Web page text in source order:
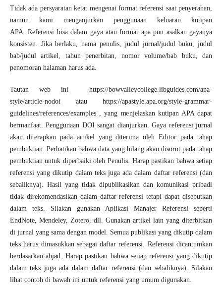
Tidak ada persyaratan ketat mengenai format referensi saat penyerahan,
namun kami menganjurkan penggunaan keluaran kutipan
APA. Referensi bisa dalam gaya atau format apa pun asalkan gayanya
konsisten. Jika berlaku, nama penulis, judul jurnal/judul buku, judul
bab/judul artikel, tahun penerbitan, nomor volume/bab buku, dan
penomoran halaman harus ada.
Tautan web inihttps://bowvalleycollege.libguides.com/apa-
style/article-nodoi atauhttps://apastyle.apa.org/style-grammar-
guidelines/references/examples, yang menjelaskan kutipan APA dapat
bermanfaat. Penggunaan DOI sangat dianjurkan. Gaya referensi jurnal
akan diterapkan pada artikel yang diterima oleh Editor pada tahap
pembuktian. Perhatikan bahwa data yang hilang akan disorot pada tahap
pembuktian untuk diperbaiki oleh Penulis. Harap pastikan bahwa setiap
referensi yang dikutip dalam teks juga ada dalam daftar referensi (dan
sebaliknya). Hasil yang tidak dipublikasikan dan komunikasi pribadi
tidak direkomendasikan dalam daftar referensi tetapi dapat disebutkan
dalam teks. Silakan gunakan Aplikasi Manajer Referensi seperti
EndNote, Mendeley, Zotero, dll. Gunakan artikel lain yang diterbitkan
di jurnal yang sama dengan model. Semua publikasi yang dikutip dalam
teks harus dimasukkan sebagai daftar referensi. Referensi dicantumkan
berdasarkan abjad. Harap pastikan bahwa setiap referensi yang dikutip
dalam teks juga ada dalam daftar referensi (dan sebaliknya). Silakan
lihat contoh di bawah ini untuk referensi yang umum digunakan.